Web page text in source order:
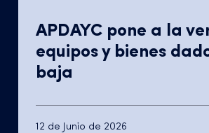
APDAYC pone a la
equipos y bienes
baja
12 de Junio de 2026